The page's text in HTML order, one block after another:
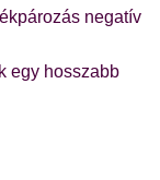
negatív
egy hosszabb